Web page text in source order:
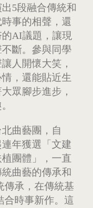
5段融合傳統和
事的相聲，還
AI議題，讓現
斷。參與同學
人開懷大笑，
，還能貼近生
眾腳步進步，
曲藝團，自
連年獲選「文建
團體」，一直
曲藝的傳承和
傳承，在傳統基
合時事新作。這